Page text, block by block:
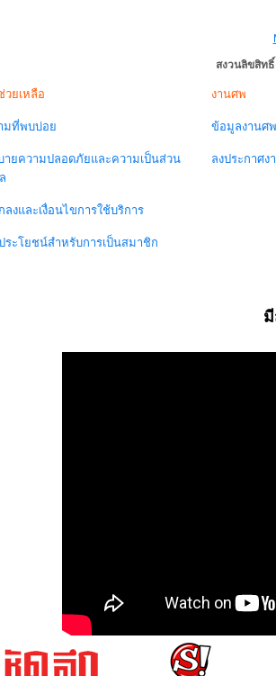
สงวนลิขสิท
วยเหลือ
มที่พบบ่อย
ายความปลอดภัยและความเป็นส่วน
ลงและเงื่อนไขการใช้บริการ
ระโยชน์สำหรับการเป็นสมาชิก
งานศพ
ข้อมูลงานศพ
ลงประกาศง